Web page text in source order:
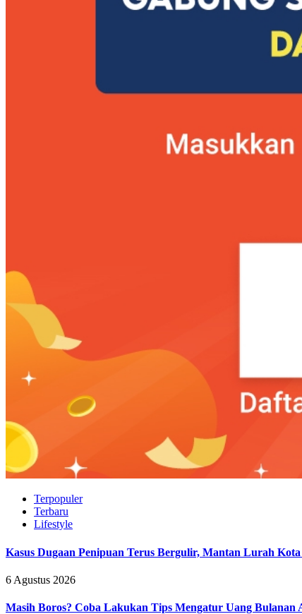
Terpopuler
Terbaru
Lifestyle
Kasus Dugaan Penipuan Terus Bergulir, Mantan Lurah
6 Agustus 2026
Masih Boros? Coba Lakukan Tips Mengatur Uang Bulanan